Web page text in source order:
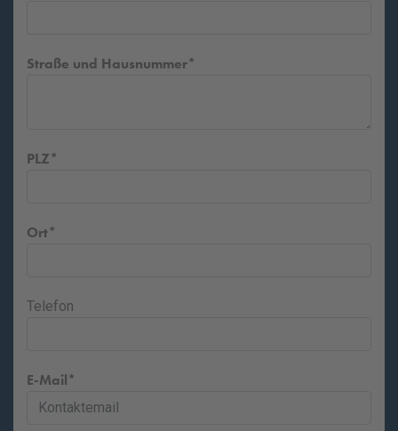
Straße und Hausnummer
PLZ
Ort
Telefon
E-Mail